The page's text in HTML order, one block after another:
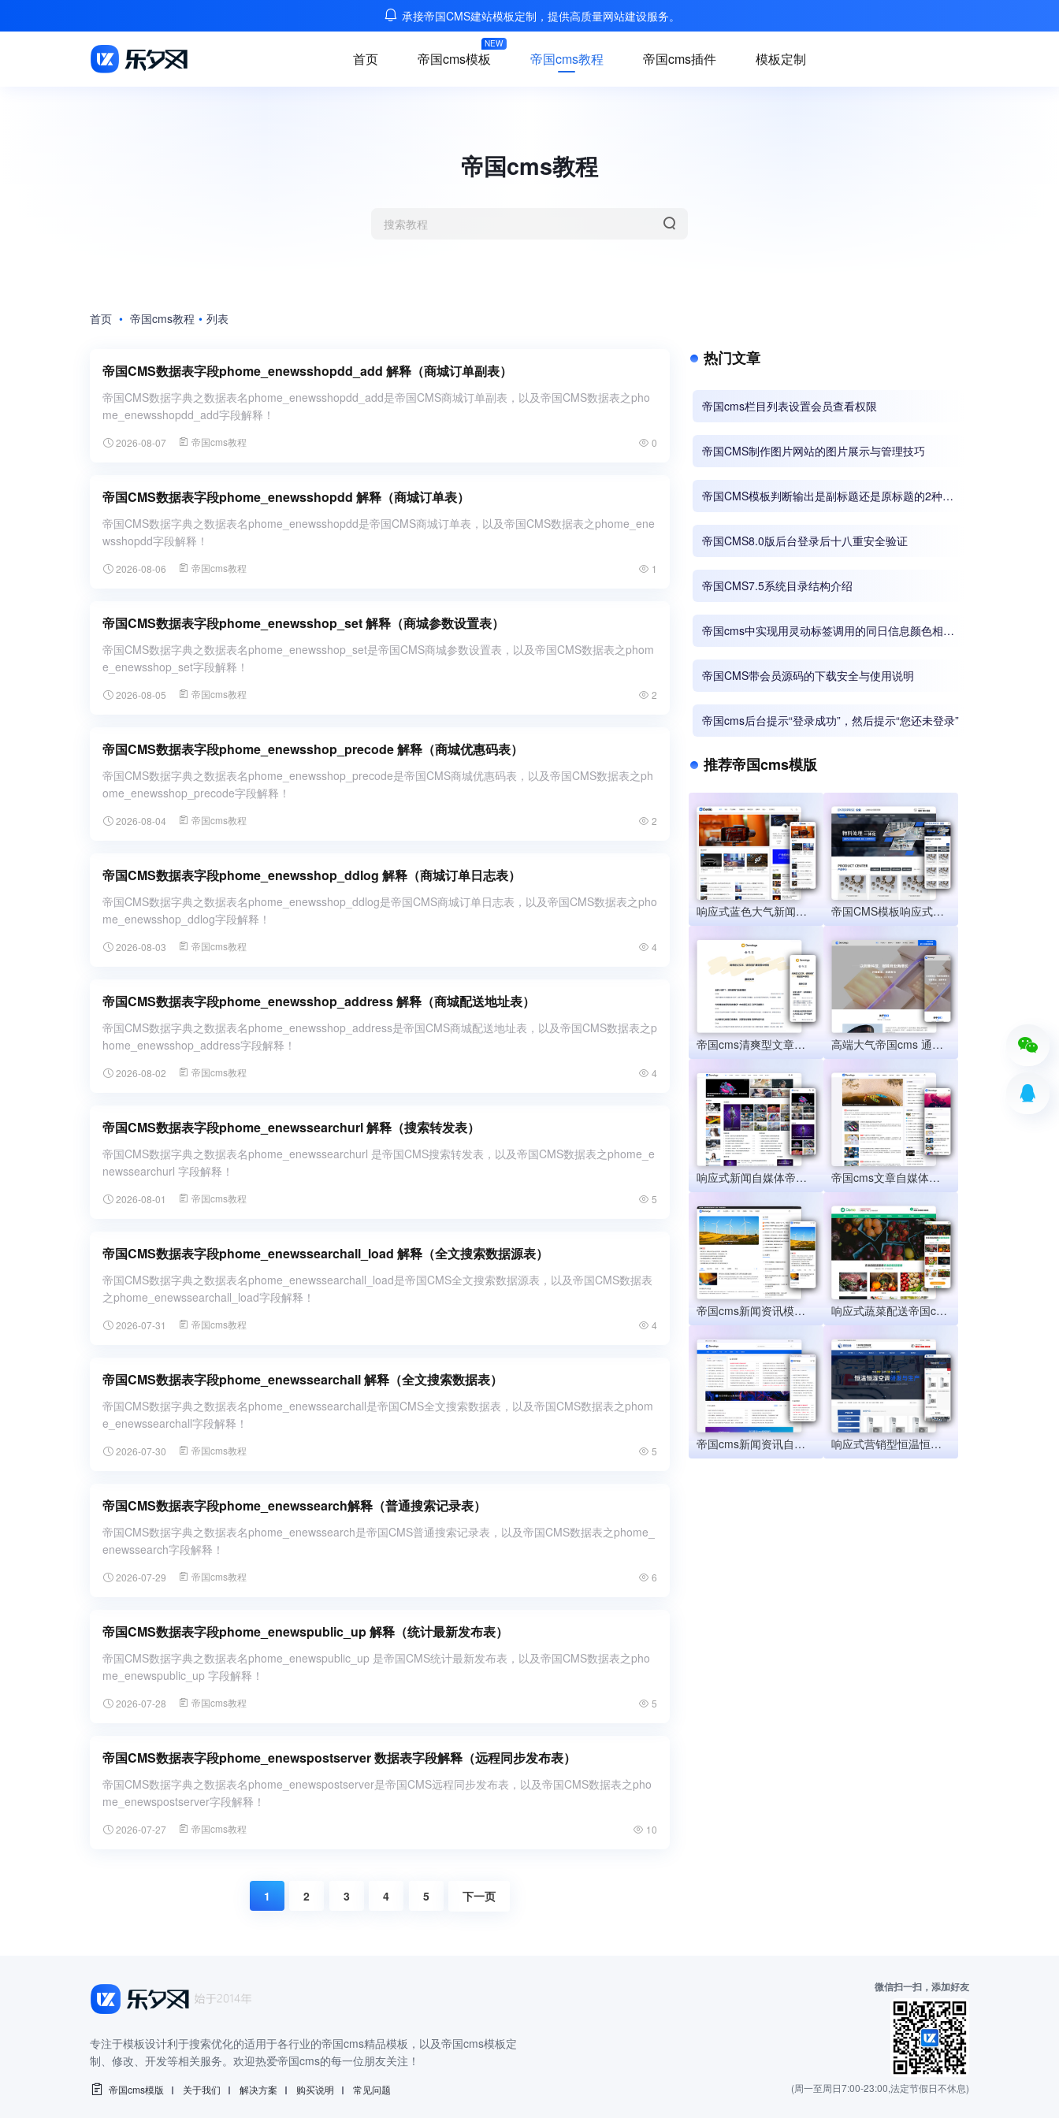
承接帝国CMS建站模板定制，提供高质量网站建设服务。
首页 帝国cms模板
NEW
帝国cms教程 帝国cms插件 模板定制
帝国cms教程
首页 • 帝国cms教程 • 列表
帝国CMS数据表字段phome_enewsshopdd_add 解释（商城订单副表）
帝国CMS数据字典之数据表名phome_enewsshopdd_add是帝国CMS商城订单副表，以及帝国CMS数据表之pho
me_enewsshopdd_add字段解释！
2026-08-07 帝国cms教程 0
帝国CMS数据表字段phome_enewsshopdd 解释（商城订单表）
帝国CMS数据字典之数据表名phome_enewsshopdd是帝国CMS商城订单表，以及帝国CMS数据表之phome_ene
wsshopdd字段解释！
2026-08-06 帝国cms教程 1
帝国CMS数据表字段phome_enewsshop_set 解释（商城参数设置表）
帝国CMS数据字典之数据表名phome_enewsshop_set是帝国CMS商城参数设置表，以及帝国CMS数据表之phom
e_enewsshop_set字段解释！
2026-08-05 帝国cms教程 2
帝国CMS数据表字段phome_enewsshop_precode 解释（商城优惠码表）
帝国CMS数据字典之数据表名phome_enewsshop_precode是帝国CMS商城优惠码表，以及帝国CMS数据表之ph
ome_enewsshop_precode字段解释！
2026-08-04 帝国cms教程 2
帝国CMS数据表字段phome_enewsshop_ddlog 解释（商城订单日志表）
帝国CMS数据字典之数据表名phome_enewsshop_ddlog是帝国CMS商城订单日志表，以及帝国CMS数据表之pho
me_enewsshop_ddlog字段解释！
2026-08-03 帝国cms教程 4
帝国CMS数据表字段phome_enewsshop_address 解释（商城配送地址表）
帝国CMS数据字典之数据表名phome_enewsshop_address是帝国CMS商城配送地址表，以及帝国CMS数据表之p
home_enewsshop_address字段解释！
2026-08-02 帝国cms教程 4
帝国CMS数据表字段phome_enewssearchurl 解释（搜索转发表）
帝国CMS数据字典之数据表名phome_enewssearchurl 是帝国CMS搜索转发表，以及帝国CMS数据表之phome_e
newssearchurl 字段解释！
2026-08-01 帝国cms教程 5
帝国CMS数据表字段phome_enewssearchall_load 解释（全文搜索数据源表）
帝国CMS数据字典之数据表名phome_enewssearchall_load是帝国CMS全文搜索数据源表，以及帝国CMS数据表
之phome_enewssearchall_load字段解释！
2026-07-31 帝国cms教程 4
帝国CMS数据表字段phome_enewssearchall 解释（全文搜索数据表）
帝国CMS数据字典之数据表名phome_enewssearchall是帝国CMS全文搜索数据表，以及帝国CMS数据表之phom
e_enewssearchall字段解释！
2026-07-30 帝国cms教程 5
帝国CMS数据表字段phome_enewssearch解释（普通搜索记录表）
帝国CMS数据字典之数据表名phome_enewssearch是帝国CMS普通搜索记录表，以及帝国CMS数据表之phome_
enewssearch字段解释！
2026-07-29 帝国cms教程 6
帝国CMS数据表字段phome_enewspublic_up 解释（统计最新发布表）
帝国CMS数据字典之数据表名phome_enewspublic_up 是帝国CMS统计最新发布表，以及帝国CMS数据表之pho
me_enewspublic_up 字段解释！
2026-07-28 帝国cms教程 5
帝国CMS数据表字段phome_enewspostserver 数据表字段解释（远程同步发布表）
帝国CMS数据字典之数据表名phome_enewspostserver是帝国CMS远程同步发布表，以及帝国CMS数据表之pho
me_enewspostserver字段解释！
2026-07-27 帝国cms教程 10
1 2 3 4 5 下一页
热门文章
帝国cms栏目列表设置会员查看权限
帝国CMS制作图片网站的图片展示与管理技巧
帝国CMS模板判断输出是副标题还是原标题的2种方
帝国CMS8.0版后台登录后十八重安全验证
帝国CMS7.5系统目录结构介绍
帝国cms中实现用灵动标签调用的同日信息颜色相
帝国CMS带会员源码的下载安全与使用说明
帝国cms后台提示“登录成功”，然后提示“您还未登录”
推荐帝国cms模版
响应式蓝色大气新闻资讯文章博客帝国cms模板黑夜模式 帝国CMS模板响应式物料自动化机械加工 html5蓝色营销型机械设备帝国网站源码
帝国cms清爽型文章资讯模板 响应式HTML新闻自媒体网站源码 高端大气帝国cms 通用企业模版 自适应公司产品展示
响应式新闻自媒体帝国cms模板 资讯文章博客帝国cms模板源码+黑夜模式 帝国cms文章自媒体新闻博客模板 电脑+手机端 双端可生成html
帝国cms新闻资讯模板 响应式HTML文章自媒体资讯帝国cms网站源码 响应式蔬菜配送帝国cms模板 绿色果蔬配送网站源码
帝国cms新闻资讯自媒体文章发布 清爽简洁模版源码 响应式移动端 响应式营销型恒温恒湿机环境设备类网站帝国cms模板 蓝色营销型空调设备网站模板源码
专注于模板设计利于搜索优化的适用于各行业的帝国cms精品模板，以及帝国cms模板定
制、修改、开发等相关服务。欢迎热爱帝国cms的每一位朋友关注！
帝国cms模版 关于我们 解决方案 购买说明 常见问题
微信扫一扫，添加好友
(周一至周日7:00-23:00,法定节假日不休息)